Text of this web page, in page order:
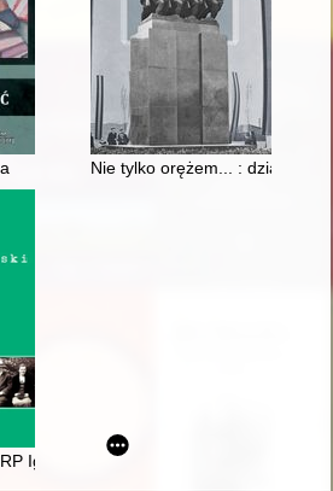
Nie tylko orężem... :
Ignacego Mościckiego w Wiśle w